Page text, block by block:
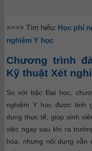
>>>> Tìm hiểu: Học phí
nghiệm Y học
Chương trình
Kỹ thuật Xét
So với bậc Đại học,
nghiệm Y học được tinh
dụng thực tế, giúp sinh
việc ngay sau khi ra
hóa, nhưng nội dung vẫn